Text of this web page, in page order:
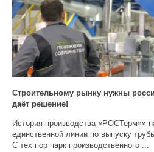
Строительному рынку нужны
даёт решение!
История производства «РОСТерм»»
единственной линии по выпуску
С тех пор парк производственного ...